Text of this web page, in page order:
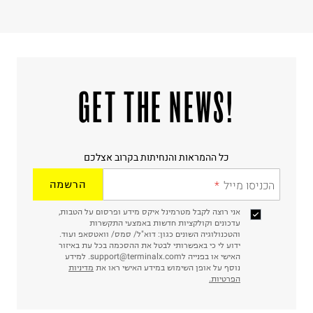
!GET THE NEWS
כל ההמראות והנחיתות בקרוב אצלכם
הכניסו מייל הרשמה
אני רוצה לקבל מטרמינל איקס מידע ופרסום על הטבות,
עדכונים וקולקציות חדשות באמצעי התקשרות
והטכנולוגיה השונים כגון: דוא"ל/ סמס/ וואטסאפ ועוד.
ידוע לי כי באפשרותי לבטל את ההסכמה בכל עת באיזור
האישי או בפנייה לsupport@terminalx.com. למידע
נוסף על אופן השימוש במידע האישי ראו את מדיניות
הפרטיות.